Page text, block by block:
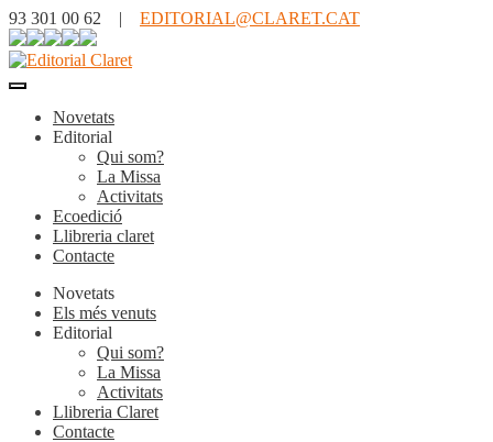
93 301 00 62 | EDITORIAL@CLARET.CAT
Novetats
Editorial
Qui som?
La Missa
Activitats
Ecoedició
Llibreria claret
Contacte
Novetats
Els més venuts
Editorial
Qui som?
La Missa
Activitats
Llibreria Claret
Contacte